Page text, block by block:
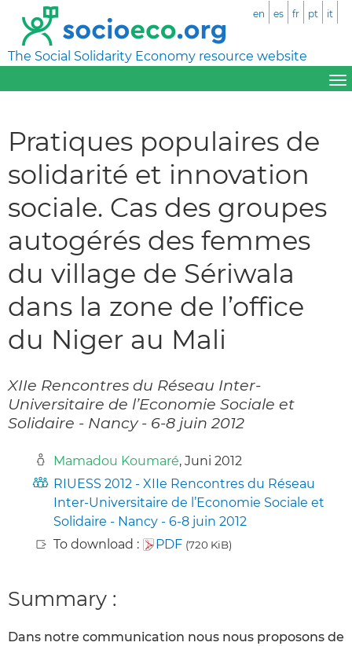
The Social Solidarity Economy resource website
en es fr pt it
Pratiques populaires de
solidarité et innovation
sociale. Cas des groupes
autogérés des femmes
du village de Sériwala
dans la zone de l’office
du Niger au Mali
XIIe Rencontres du Réseau Inter-
Universitaire de l’Economie Sociale et
Solidaire - Nancy - 6-8 juin 2012
Mamadou Koumaré, Juni 2012
RIUESS 2012 - XIIe Rencontres du Réseau
Inter-Universitaire de l’Economie Sociale et
Solidaire - Nancy - 6-8 juin 2012
To download :
PDF (720 KiB)
Summary :
Dans notre communication nous nous proposons de